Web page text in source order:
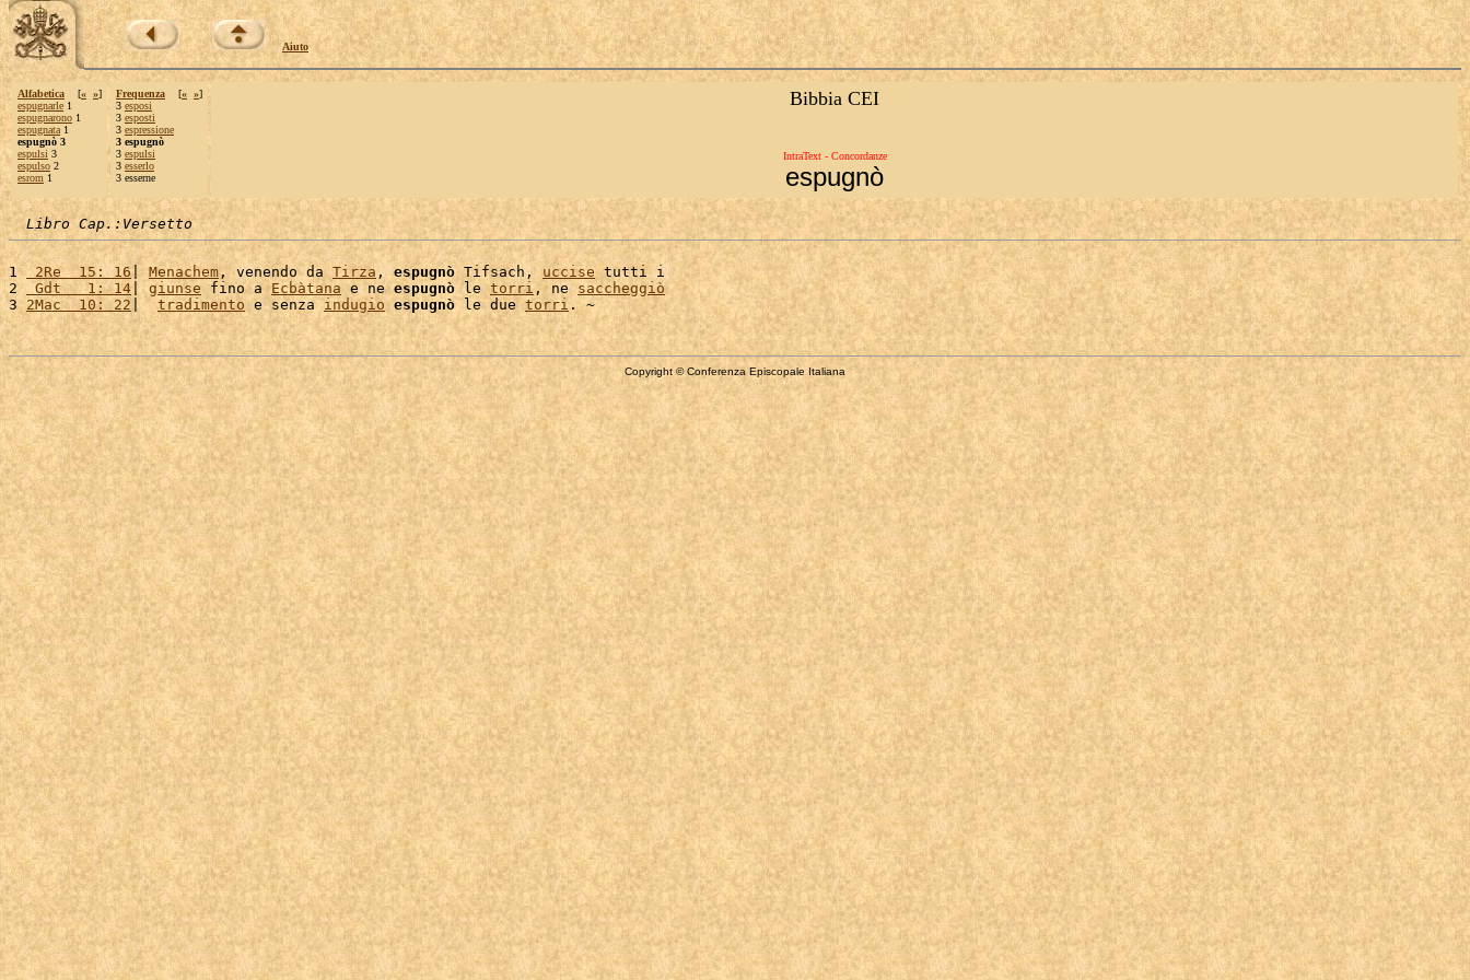
Aiuto
Alfabetica [« »]
espugnarle 1
espugnarono 1
espugnata 1
espugnò 3
espulsi 3
espulso 2
esrom 1
Frequenza [« »]
3 esposi
3 esposti
3 espressione
3 espugnò
3 espulsi
3 esserlo
3 esserne
Bibbia CEI
IntraText - Concordanze
espugnò
Libro Cap.:Versetto
1 2Re  15: 16| Menachem , venendo da Tirza , espugnò Tifsach, uccise tutti i
2
Gdt   1: 14 giunse fino a Ecbàtana e ne espugnò le torri , ne saccheggiò
3 2Mac  10: 22 | tradimento e senza indugio espugnò le due torri
Copyright © Conferenza Episcopale Italiana